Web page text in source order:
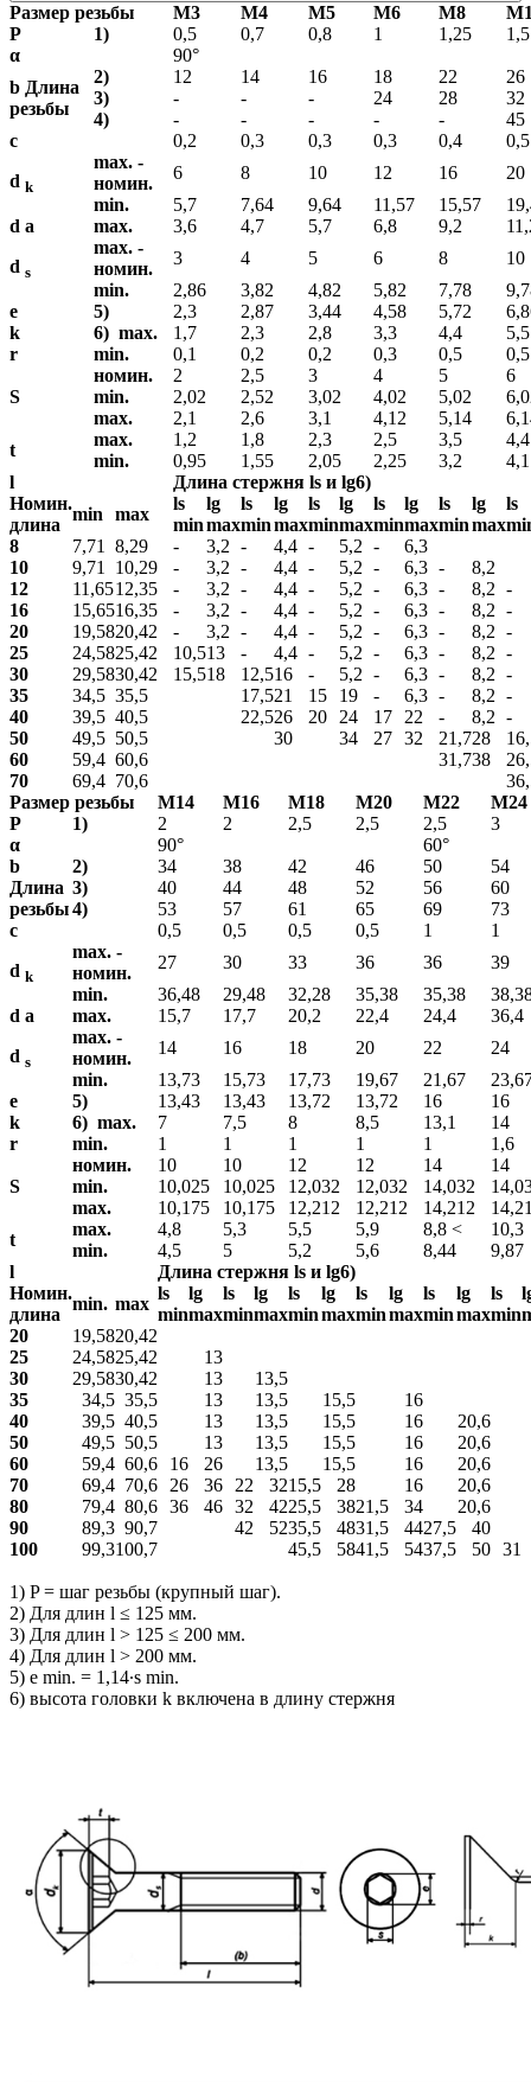
Размер резьбы М3 М4 М5 М6 М8
P
1) 0,5 0,7 0,8 1 1,25
1,5
α
90°
b Длина
резьбы
2) 12 14 16 18 22
26
3)
- - - 24 28
32
4)
- - - - -
45
c
0,2 0,3 0,3 0,3 0,4
0,5
d k
max. -
номин.
6 8 10 12 16
20
min.
5,7 7,64 9,64 11,57 15,57
d a
max. 3,6 4,7 5,7 6,8 9,2
d s
max. -
номин.
3 4 5 6 8
10
min.
2,86 3,82 4,82 5,82 7,78
e
5) 2,3 2,87 3,44 4,58 5,72
k
6) max. 1,7 2,3 2,8 3,3 4,4
5,5
r
min. 0,1 0,2 0,2 0,3 0,5 0,5
S
номин. 2 2,5 3 4 5
6
min.
2,02 2,52 3,02 4,02 5,02
max.
2,1 2,6 3,1 4,12 5,14
t
max. 1,2 1,8 2,3 2,5 3,5
4,4
min.
0,95 1,55 2,05 2,25 3,2
4,1
l
Длина стержня ls и lg6)
Номин.
длина
min max
ls lg ls lg ls lg ls lg ls lg
ls
minmaxminmaxminmaxminmaxminmax
8
7,71 8,29 - 3,2 - 4,4 - 5,2 -
6,3
10
9,71 10,29 - 3,2 - 4,4 - 5,2 - 6,3 -
8,2
12
11,6512,35 - 3,2 - 4,4 - 5,2 - 6,3 - 8,2 -
16
15,6516,35 - 3,2 - 4,4 - 5,2 - 6,3 - 8,2 -
20
19,5820,42 - 3,2 - 4,4 - 5,2 - 6,3 - 8,2 -
25
24,5825,42 10,513 - 4,4 - 5,2 - 6,3 - 8,2 -
30
29,5830,42 15,518 12,516 - 5,2 - 6,3 - 8,2 -
35
34,5 35,5 17,521 15 19 - 6,3 - 8,2 -
40
39,5 40,5 22,526 20 24 17 22 - 8,2 -
50
49,5 50,5 30 34 27 32 21,728
60
59,4 60,6 31,738
70
69,4 70,6
Размер резьбы
М14 М16 М18 М20 М22
М24
P
1) 2 2 2,5 2,5 2,5
3
α
90°
60°
b
Длина
резьбы
2) 34 38 42 46 50
54
3)
40 44 48 52 56
60
4)
53 57 61 65 69
73
c
0,5 0,5 0,5 0,5 1
1
d k
max. -
номин.
27 30 33 36 36
39
min.
36,48 29,48 32,28 35,38 35,38
d a
max. 15,7 17,7 20,2 22,4 24,4
36,4
d s
max. -
номин.
14 16 18 20 22
24
min.
13,73 15,73 17,73 19,67 21,67
e
5) 13,43 13,43 13,72 13,72 16
16
k
6) max. 7 7,5 8 8,5 13,1
14
r
min. 1 1 1 1 1 1,6
S
номин. 10 10 12 12 14
14
min.
10,025 10,025 12,032 12,032 14,032
max.
10,175 10,175 12,212 12,212 14,212
t
max. 4,8 5,3 5,5 5,9 8,8 <
10,3
min.
4,5 5 5,2 5,6 8,44
9,87
l
Длина стержня ls и lg6)
Номин.
длина
min. max
ls lg ls lg ls lg ls lg ls lg ls
minmaxminmaxminmaxminmaxminmaxmin
20
19,5820,42
25
24,5825,42
13
30
29,5830,42 13
13,5
35
34,5 35,5 13 13,5 15,5
16
40
39,5 40,5 13 13,5 15,5 16
20,6
50
49,5 50,5 13 13,5 15,5 16
20,6
60
59,4 60,6 16 26 13,5 15,5 16
20,6
70
69,4 70,6 26 36 22 3215,5 28 16
20,6
80
79,4 80,6 36 46 32 4225,5 3821,5 34
20,6
90
89,3 90,7 42 5235,5 4831,5 4427,5
40
100
99,3100,7 45,5 5841,5 5437,5 50 31
1) P = шаг резьбы (крупный шаг).
2) Для длин l ≤ 125 мм.
3) Для длин l > 125 ≤ 200 мм.
4) Для длин l > 200 мм.
5) e min. = 1,14∙s min.
6) высота головки k включена в длину стержня